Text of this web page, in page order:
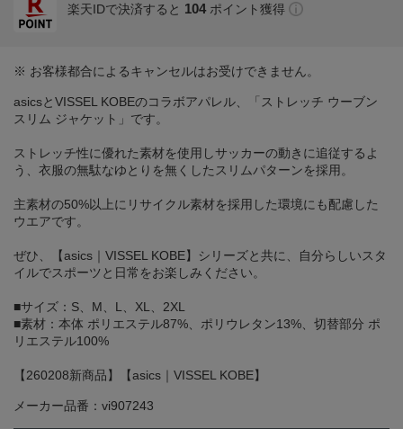
楽天IDで決済すると 104 ポイント獲得
※ お客様都合によるキャンセルはお受けできません。
asicsとVISSEL KOBEのコラボアパレル、「ストレッチ ウーブン
スリム ジャケット」です。
ストレッチ性に優れた素材を使用しサッカーの動きに追従するよ
う、衣服の無駄なゆとりを無くしたスリムパターンを採用。
主素材の50%以上にリサイクル素材を採用した環境にも配慮した
ウエアです。
ぜひ、【asics｜VISSEL KOBE】シリーズと共に、自分らしいスタ
イルでスポーツと日常をお楽しみください。
■サイズ：S、M、L、XL、2XL
■素材：本体 ポリエステル87%、ポリウレタン13%、切替部分 ポ
リエステル100%
【260208新商品】【asics｜VISSEL KOBE】
メーカー品番：vi907243